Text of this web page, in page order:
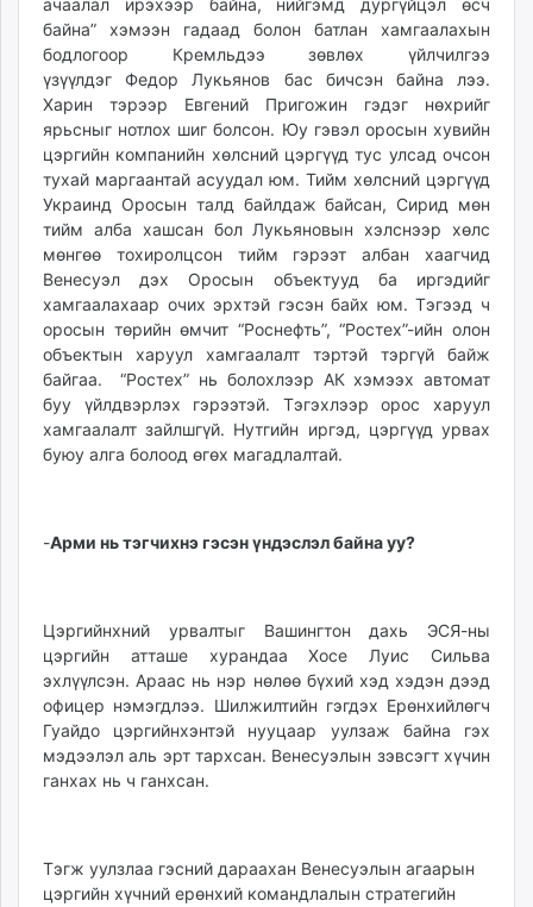
ачаалал ирэхээр байна, нийгэмд дургүйцэл өсч
байна” хэмээн гадаад болон батлан хамгаалахын
бодлогоор Кремльдээ зөвлөх үйлчилгээ
үзүүлдэг Федор Лукьянов бас бичсэн байна лээ.
Харин тэрээр Евгений Пригожин гэдэг нөхрийг
ярьсныг нотлох шиг болсон. Юу гэвэл оросын хувийн
цэргийн компанийн хөлсний цэргүүд тус улсад очсон
тухай маргаантай асуудал юм. Тийм хөлсний цэргүүд
Украинд Оросын талд байлдаж байсан, Сирид мөн
тийм алба хашсан бол Лукьяновын хэлснээр хөлс
мөнгөө тохиролцсон тийм гэрээт албан хаагчид
Венесуэл дэх Оросын объектууд ба иргэдийг
хамгаалахаар очих эрхтэй гэсэн байх юм. Тэгээд ч
оросын төрийн өмчит “Роснефть”, “Ростех”-ийн олон
объектын харуул хамгаалалт тэртэй тэргүй байж
байгаа. “Ростех” нь болохлээр АК хэмээх автомат
буу үйлдвэрлэх гэрээтэй. Тэгэхлээр орос харуул
хамгаалалт зайлшгүй. Нутгийн иргэд, цэргүүд урвах
буюу алга болоод өгөх магадлалтай.
-Apми нь тэгчихнэ гэсэн үндэслэл байна уу?
Цэргийнхний урвалтыг Вашингтон дахь ЭСЯ-ны
цэргийн атташе хурандаа Хосе Луис Сильва
эхлүүлсэн. Араас нь нэр нөлөө бүхий хэд хэдэн дээд
офицер нэмэгдлээ. Шилжилтийн гэгдэх Ерөнхийлөгч
Гуайдо цэргийнхэнтэй нууцаар уулзаж байна гэх
мэдээлэл аль эрт тархсан. Венесуэлын зэвсэгт хүчин
ганхах нь ч ганхсан.
Тэгж уулзлаа гэсний дараахан Венесуэлын агаарын
цэргийн хүчний ерөнхий командлалын стратегийн